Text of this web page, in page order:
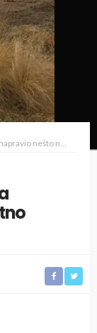
nešto nevjerovatno